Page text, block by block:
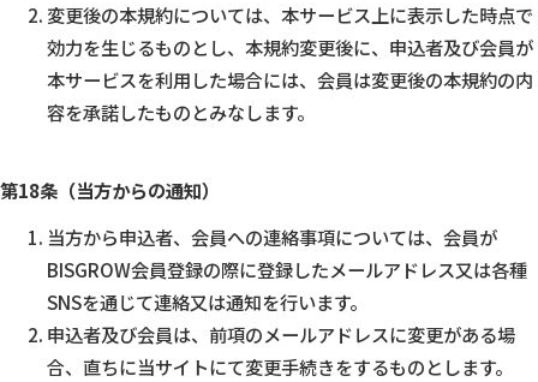
変更後の本規約については、本サービス上に表示した時点で
効力を生じるものとし、本規約変更後に、申込者及び会員が
本サービスを利用した場合には、会員は変更後の本規約の内
容を承諾したものとみなします。
第18条（当方からの通知）
当方から申込者、会員への連絡事項については、会員が
BISGROW会員登録の際に登録したメールアドレス又は各種
SNSを通じて連絡又は通知を行います。
申込者及び会員は、前項のメールアドレスに変更がある場
合、直ちに当サイトにて変更手続きをするものとします。